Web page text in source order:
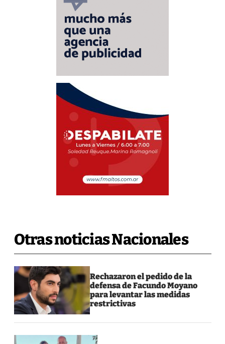
Otras noticias Nacionales
Rechazaron el pedido de la
defensa de Facundo Moyano
para levantar las medidas
restrictivas